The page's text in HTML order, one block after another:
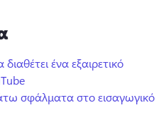
ένα εξαιρετικό
σφάλματα στο εισαγωγικό